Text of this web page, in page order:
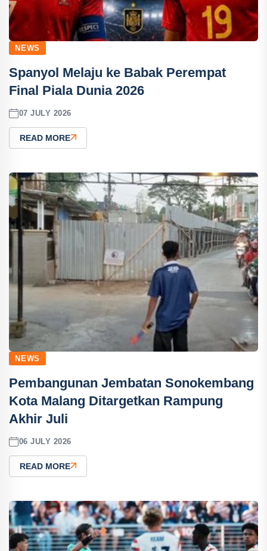
NEWS
Spanyol Melaju ke Babak Perempat
Final Piala Dunia 2026
07 JULY 2026
READ MORE
NEWS
Pembangunan Jembatan Sonokembang
Kota Malang Ditargetkan Rampung
Akhir Juli
06 JULY 2026
READ MORE